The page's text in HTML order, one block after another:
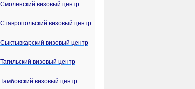
Смоленский визовый центр
Ставропольский визовый центр
Сыктывкарский визовый центр
Тагильский визовый центр
Тамбовский визовый центр